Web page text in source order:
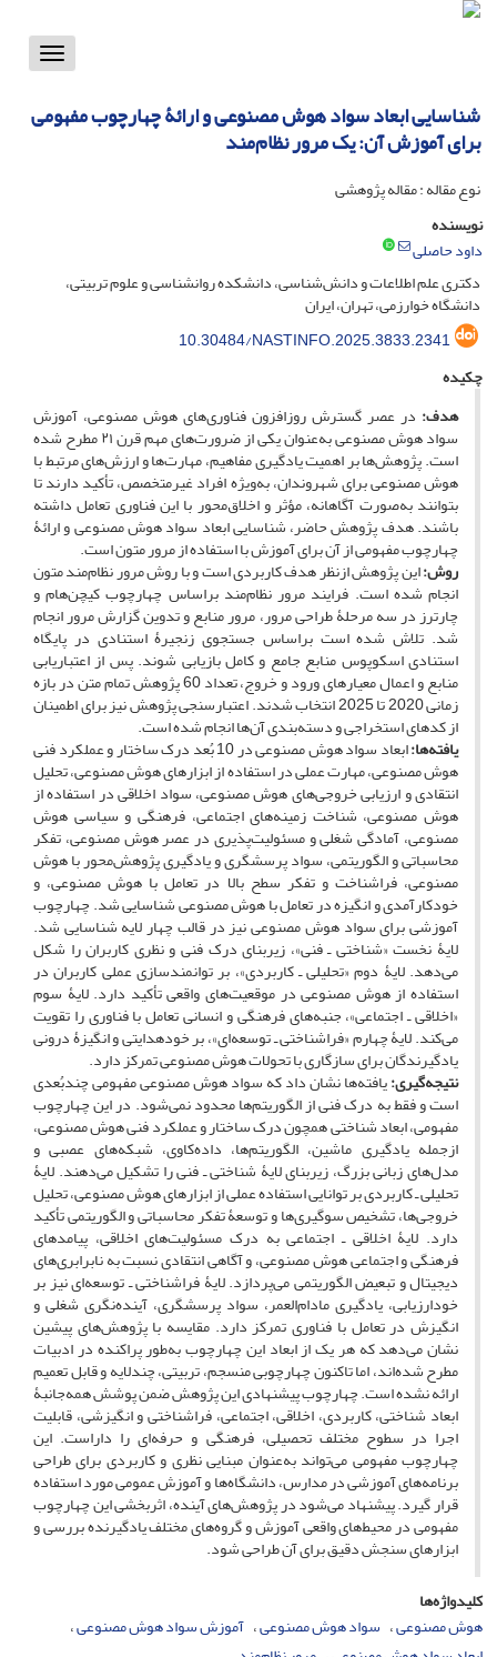
Toggle
شناسایی ابعاد سواد هوش مصنوعی و ارائۀ چهارچوب مفهومی
برای آموزش آن: یک مرور نظام‌مند
نوع مقاله : مقاله پژوهشی
نویسنده
داود حاصلی
دکتری علم اطلاعات و دانش‌شناسی، دانشکده روانشناسی و علوم تربیتی،
دانشگاه خوارزمی، تهران، ایران
10.30484/NASTINFO.2025.3833.2341
چکیده
هدف: در عصر گسترش روزافزون فناوری‌های هوش مصنوعی، آموزش
سواد هوش مصنوعی به‌عنوان یکی از ضرورت‌های مهم قرن ۲۱ مطرح شده
است. پژوهش‌ها بر اهمیت یادگیری مفاهیم، مهارت‌ها و ارزش‌های مرتبط با
هوش مصنوعی برای شهروندان، به‌ویژه افراد غیرمتخصص، تأکید دارند تا
بتوانند به‌صورت آگاهانه، مؤثر و اخلاق‌محور با این فناوری تعامل داشته
باشند. هدف پژوهش حاضر، شناسایی ابعاد سواد هوش مصنوعی و ارائۀ
چهارچوب مفهومی از آن برای آموزش با استفاده از مرور متون است.
روش:این پژوهش ازنظر هدف کاربردی است و با روش مرور نظام‌مند متون
انجام شده است. فرایند مرور نظام‌مند براساس چهارچوب کیچن‌‌هام و
چارترز در سه مرحلۀ طراحی مرور، مرور منابع و تدوین گزارش مرور انجام
شد. تلاش شده است براساس جستجوی زنجیرۀ استنادی در پایگاه
استنادی اسکوپوس منابع جامع و کامل بازیابی شوند. پس از اعتباریابی
منابع و اعمال معیارهای ورود و خروج، تعداد 60 پژوهش تمام متن در بازه
زمانی 2020 تا 2025 انتخاب شدند. اعتبارسنجی پژوهش نیز برای اطمینان
از کدهای استخراجی و دسته‌بندی آن‌ها انجام شده است.
یافته‌ها: ابعاد سواد هوش مصنوعی در 10 بُعد درک ساختار و عملکرد فنی
هوش مصنوعی، مهارت عملی در استفاده از ابزارهای هوش مصنوعی، تحلیل
انتقادی و ارزیابی خروجی‌های هوش مصنوعی، سواد اخلاقی در استفاده از
هوش مصنوعی، شناخت زمینه‌های اجتماعی، فرهنگی و سیاسی هوش
مصنوعی، آمادگی شغلی و مسئولیت‌پذیری در عصر هوش مصنوعی، تفکر
محاسباتی و الگوریتمی، سواد پرسشگری و یادگیری پژوهش‌محور با هوش
مصنوعی، فراشناخت و تفکر سطح بالا در تعامل با هوش مصنوعی، و
خودکارآمدی و انگیزه در تعامل با هوش مصنوعی شناسایی شد. چهارچوب
آموزشی برای سواد هوش مصنوعی نیز در قالب چهار لایه شناسایی شد.
لایۀ نخست «شناختی ـ فنی»، زیربنای درک فنی و نظری کاربران را شکل
می‌دهد. لایۀ دوم «تحلیلی ـ کاربردی»، بر توانمندسازی عملی کاربران در
استفاده از هوش مصنوعی در موقعیت‌های واقعی تأکید دارد. لایۀ سوم
«اخلاقی ـ اجتماعی»، جنبه‌های فرهنگی و انسانی تعامل با فناوری را تقویت
می‌کند. لایۀ چهارم «فراشناختی ـ توسعه‌ای»، بر خودهدایتی و انگیزۀ درونی
یادگیرندگان برای سازگاری با تحولات هوش مصنوعی تمرکز دارد.
نتیجه‌گیری:یافته‌ها نشان داد که سواد هوش مصنوعی مفهومی چندبُعدی
است و فقط به درک فنی از الگوریتم‌ها محدود نمی‌شود. در این چهارچوب
مفهومی، ابعاد شناختی همچون درک ساختار و عملکرد فنی هوش مصنوعی،
ازجمله یادگیری ماشین، الگوریتم‌ها، داده‌کاوی، شبکه‌های عصبی و
مدل‌های زبانی بزرگ، زیربنای لایۀ شناختی ـ فنی را تشکیل می‌دهند. لایۀ
تحلیلی ـ کاربردی بر توانایی استفاده عملی از ابزارهای هوش مصنوعی، تحلیل
خروجی‌ها، تشخیص سوگیری‌ها و توسعۀ تفکر محاسباتی و الگوریتمی تأکید
دارد. لایۀ اخلاقی ـ اجتماعی به درک مسئولیت‌های اخلاقی، پیامدهای
فرهنگی و اجتماعی هوش مصنوعی، و آگاهی انتقادی نسبت به نابرابری‌های
دیجیتال و تبعیض الگوریتمی می‌پردازد. لایۀ فراشناختی ـ توسعه‌ای نیز بر
خودارزیابی، یادگیری مادام‌العمر، سواد پرسشگری، آینده‌نگری شغلی و
انگیزش در تعامل با فناوری تمرکز دارد. مقایسه با پژوهش‌های پیشین
نشان می‌دهد که هر یک از ابعاد این چهارچوب به‌طور پراکنده در ادبیات
مطرح شده‌اند، اما تاکنون چهارچوبی منسجم، تربیتی، چندلایه و قابل تعمیم
ارائه نشده است. چهارچوب پیشنهادی این پژوهش ضمن پوشش همه‌جانبۀ
ابعاد شناختی، کاربردی، اخلاقی، اجتماعی، فراشناختی و انگیزشی، قابلیت
اجرا در سطوح مختلف تحصیلی، فرهنگی و حرفه‌ای را داراست. این
چهارچوب مفهومی می‌تواند به‌عنوان مبنایی نظری و کاربردی برای طراحی
برنامه‌های آموزشی در مدارس، دانشگاه‌ها و آموزش عمومی مورد استفاده
قرار گیرد. پیشنهاد می‌شود در پژوهش‌های آینده، اثربخشی این چهارچوب
مفهومی در محیط‌های واقعی آموزش و گروه‌های مختلف یادگیرنده بررسی و
ابزارهای سنجش دقیق برای آن طراحی شود.
کلیدواژه‌ها
هوش مصنوعی سواد هوش مصنوعی آموزش سواد هوش مصنوعی